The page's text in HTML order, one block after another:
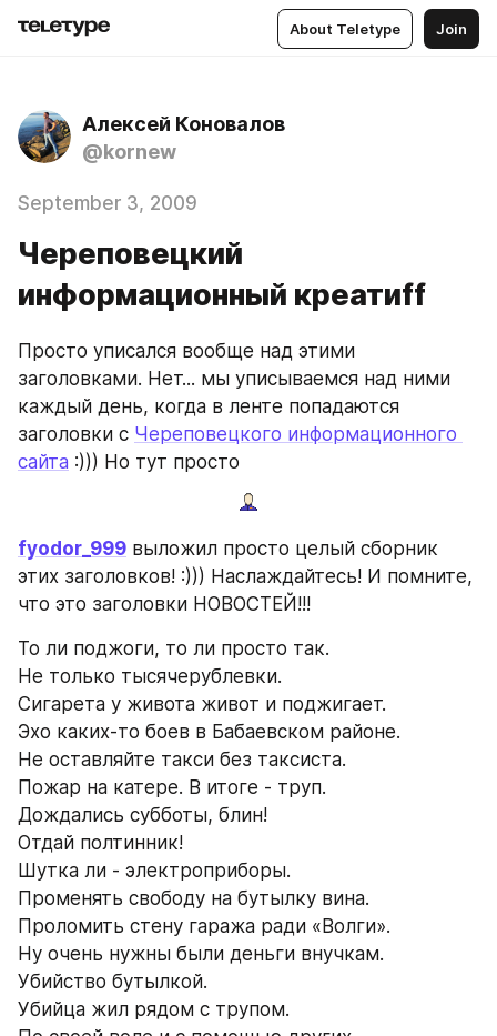
About Teletype Join
Алексей Коновалов
@kornew
September 3, 2009
Череповецкий
информационный креатиff
Просто уписался вообще над этими
заголовками. Нет... мы уписываемся над ними
каждый день, когда в ленте попадаются
заголовки с Череповецкого информационного
сайта :))) Но тут просто
fyodor_999 выложил просто целый сборник
этих заголовков! :))) Наслаждайтесь! И помните,
что это заголовки НОВОСТЕЙ!!!
То ли поджоги, то ли просто так.
Не только тысячерублевки.
Сигарета у живота живот и поджигает.
Эхо каких-то боев в Бабаевском районе.
Не оставляйте такси без таксиста.
Пожар на катере. В итоге - труп.
Дождались субботы, блин!
Отдай полтинник!
Шутка ли - электроприборы.
Променять свободу на бутылку вина.
Проломить стену гаража ради «Волги».
Ну очень нужны были деньги внучкам.
Убийство бутылкой.
Убийца жил рядом с трупом.